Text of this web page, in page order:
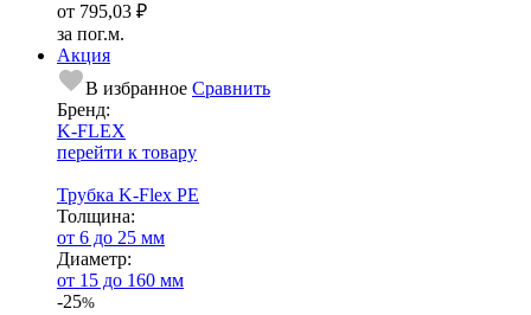
от 795,03 ₽
за пог.м.
Акция
В избранное Сравнить
Бренд:
K-FLEX
перейти к товару
Трубка K-Flex PE
Тол­щи­на:
от 6 до 25 мм
Диаметр:
от 15 до 160 мм
-25%